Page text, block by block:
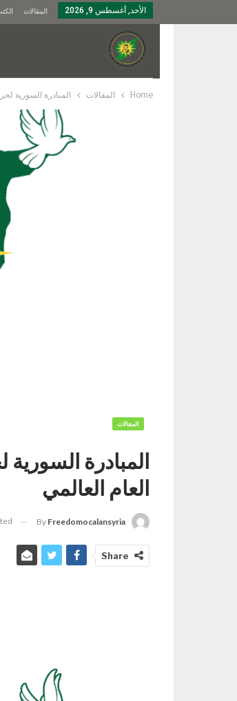
الأحد, أغسطس 9, 2026 المقالات
Home المقالات المبادرة السورية
المقالات
المبادرة السورية
العام العالمي
By Freedomocalansyria
Share